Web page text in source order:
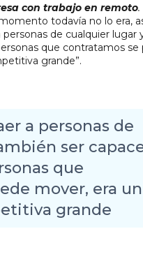
con trabajo en remoto.
todavía no lo era,
personas de cualquier lugar
que contratamos se
grande”.
a personas de
ser
que
mover, era
grande